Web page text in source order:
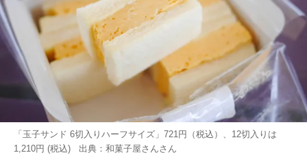
「玉子サンド 6切入りハーフサイズ」721円（税込）、12切入りは
1,210円 (税込) 出典： 和菓子屋さんさん